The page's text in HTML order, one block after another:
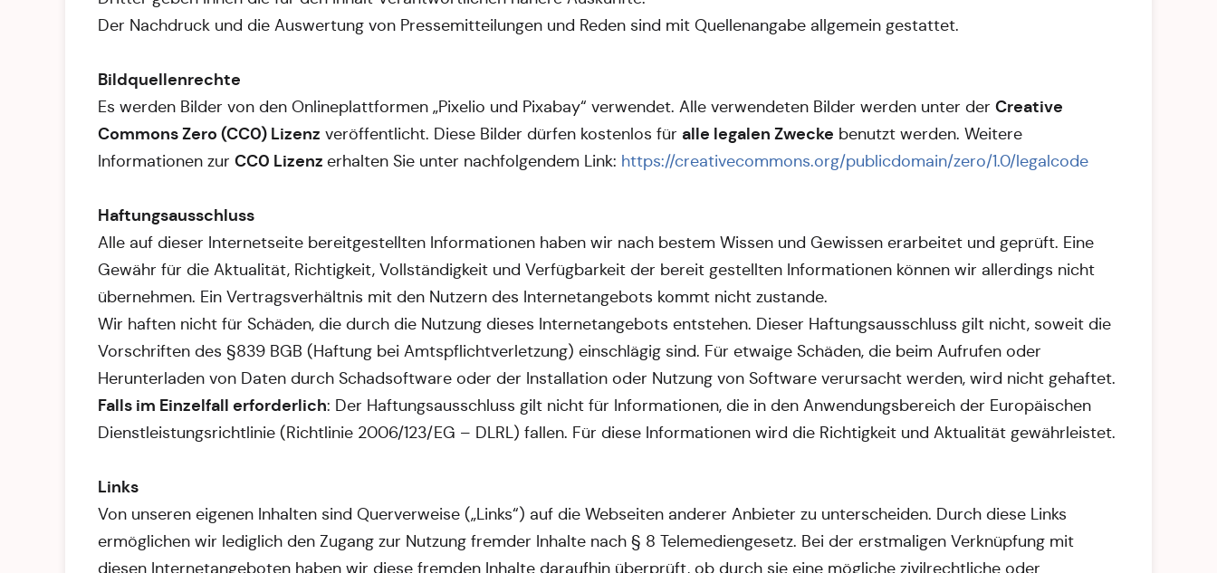
Der Nachdruck und die Auswertung von Pressemitteilungen und Reden sind mit Quellenangabe allgemein gestattet.
Bildquellenrechte
Es werden Bilder von den Onlineplattformen „Pixelio und Pixabay“ verwendet. Alle verwendeten Bilder werden unter der Creative
Commons Zero (CC0) Lizenz veröffentlicht. Diese Bilder dürfen kostenlos für alle legalen Zwecke benutzt werden. Weitere
Informationen zur CC0 Lizenz erhalten Sie unter nachfolgendem Link: https://creativecommons.org/publicdomain/zero/1.0/legalcode
Haftungsausschluss
Alle auf dieser Internetseite bereitgestellten Informationen haben wir nach bestem Wissen und Gewissen erarbeitet und geprüft. Eine
Gewähr für die Aktualität, Richtigkeit, Vollständigkeit und Verfügbarkeit der bereit gestellten Informationen können wir allerdings nicht
übernehmen. Ein Vertragsverhältnis mit den Nutzern des Internetangebots kommt nicht zustande.
Wir haften nicht für Schäden, die durch die Nutzung dieses Internetangebots entstehen. Dieser Haftungsausschluss gilt nicht, soweit die
Vorschriften des §839 BGB (Haftung bei Amtspflichtverletzung) einschlägig sind. Für etwaige Schäden, die beim Aufrufen oder
Herunterladen von Daten durch Schadsoftware oder der Installation oder Nutzung von Software verursacht werden, wird nicht gehaftet.
Falls im Einzelfall erforderlich: Der Haftungsausschluss gilt nicht für Informationen, die in den Anwendungsbereich der Europäischen
Dienstleistungsrichtlinie (Richtlinie 2006/123/EG – DLRL) fallen. Für diese Informationen wird die Richtigkeit und Aktualität gewährleistet.
Links
Von unseren eigenen Inhalten sind Querverweise („Links“) auf die Webseiten anderer Anbieter zu unterscheiden. Durch diese Links
ermöglichen wir lediglich den Zugang zur Nutzung fremder Inhalte nach § 8 Telemediengesetz. Bei der erstmaligen Verknüpfung mit
diesen Internetangeboten haben wir diese fremden Inhalte daraufhin überprüft, ob durch sie eine mögliche zivilrechtliche oder